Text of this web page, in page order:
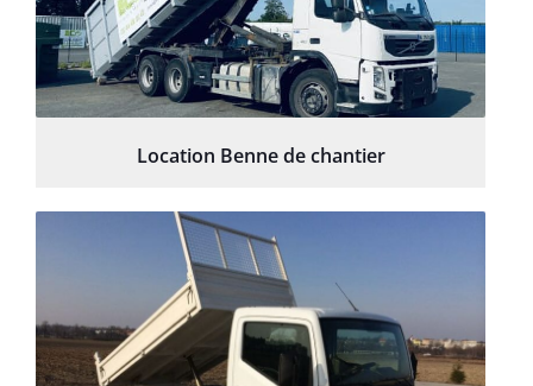
Location Benne de chantier